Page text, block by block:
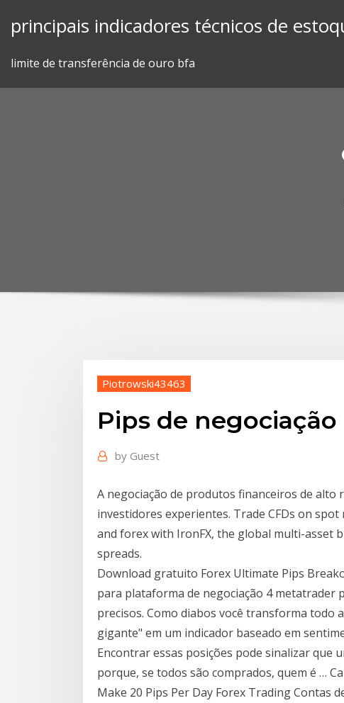
principais indicadores técnicos de
limite de transferência de ouro bfa
Piotrowski43463
Pips de negociação
by Guest
A negociação de produtos financeiros de alto
investidores experientes. Trade CFDs on
and forex with IronFX, the global multi-asset
spreads.
Download gratuito Forex Ultimate Pips
para plataforma de negociação 4 metatrader
precisos. Como diabos você transforma todo
gigante" em um indicador baseado em
Encontrar essas posições pode sinalizar que
porque, se todos são comprados, quem é …
Make 20 Pips Per Day Forex Trading Contas